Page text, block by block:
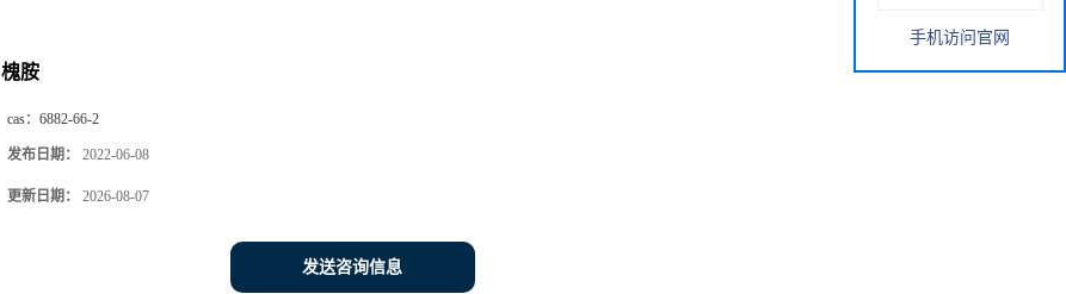
槐胺
cas： 6882-66-2
发布日期： 2022-06-08
更新日期： 2026-08-07
发送咨询信息
手机访问官网